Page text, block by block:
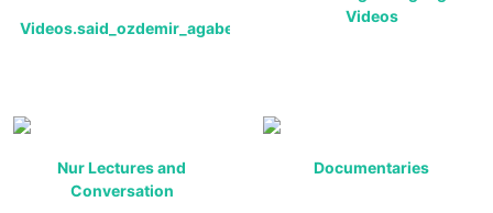
Videos.said_ozdemir_agabey_cenaze
Videos
Nur Lectures and
Conversation
Documentaries